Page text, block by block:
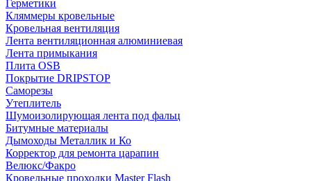
Герметики
Кляммеры кровельные
Кровельная вентиляция
Лента вентиляционная алюминиевая
Лента примыкания
Плита OSB
Покрытие DRIPSTOP
Саморезы
Утеплитель
Шумоизолирующая лента под фальц
Битумные материалы
Дымоходы Металлик и Ко
Корректор для ремонта царапин
Велюкс/Факро
Кровельные проходки Master Flash